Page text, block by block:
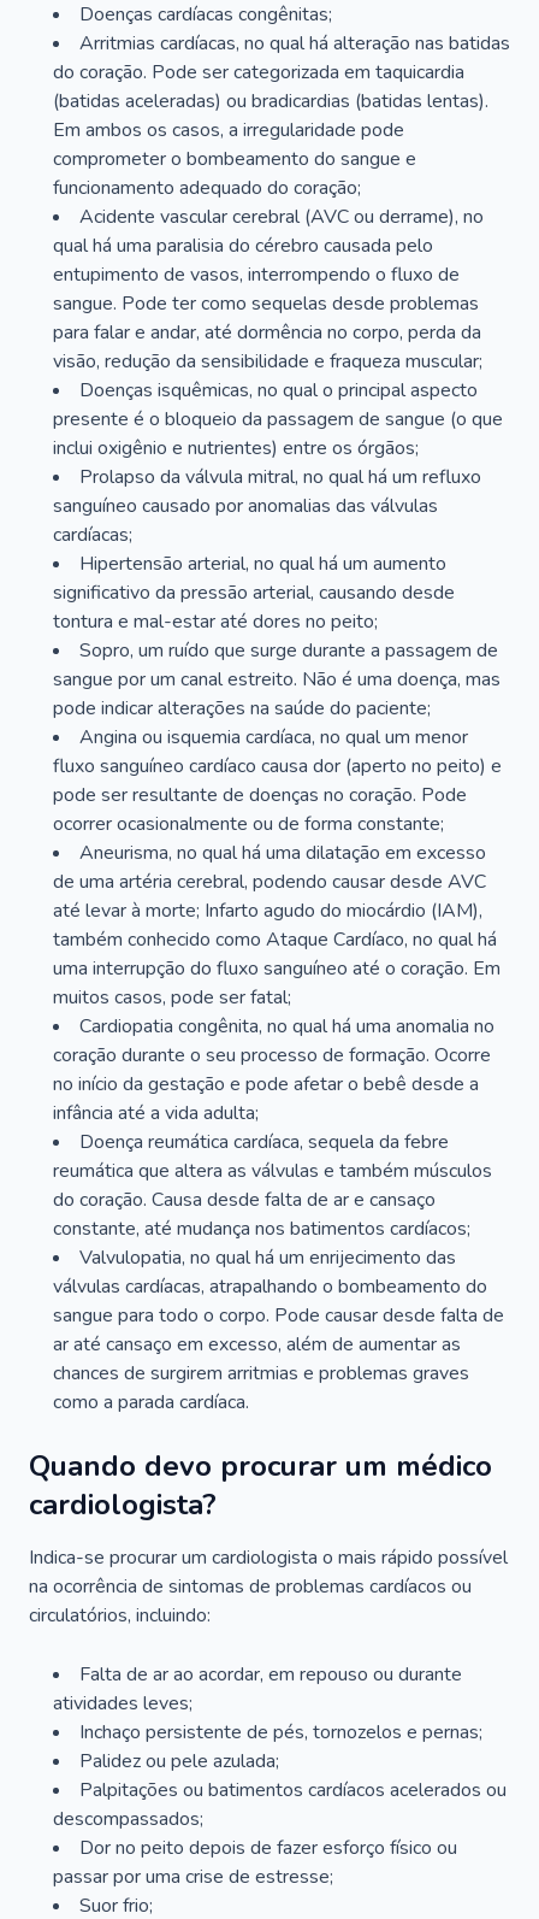
Doenças cardíacas congênitas;
Arritmias cardíacas, no qual há alteração nas batidas
do coração. Pode ser categorizada em taquicardia
(batidas aceleradas) ou bradicardias (batidas lentas).
Em ambos os casos, a irregularidade pode
comprometer o bombeamento do sangue e
funcionamento adequado do coração;
Acidente vascular cerebral (AVC ou derrame), no
qual há uma paralisia do cérebro causada pelo
entupimento de vasos, interrompendo o fluxo de
sangue. Pode ter como sequelas desde problemas
para falar e andar, até dormência no corpo, perda da
visão, redução da sensibilidade e fraqueza muscular;
Doenças isquêmicas, no qual o principal aspecto
presente é o bloqueio da passagem de sangue (o que
inclui oxigênio e nutrientes) entre os órgãos;
Prolapso da válvula mitral, no qual há um refluxo
sanguíneo causado por anomalias das válvulas
cardíacas;
Hipertensão arterial, no qual há um aumento
significativo da pressão arterial, causando desde
tontura e mal-estar até dores no peito;
Sopro, um ruído que surge durante a passagem de
sangue por um canal estreito. Não é uma doença, mas
pode indicar alterações na saúde do paciente;
Angina ou isquemia cardíaca, no qual um menor
fluxo sanguíneo cardíaco causa dor (aperto no peito) e
pode ser resultante de doenças no coração. Pode
ocorrer ocasionalmente ou de forma constante;
Aneurisma, no qual há uma dilatação em excesso
de uma artéria cerebral, podendo causar desde AVC
até levar à morte; Infarto agudo do miocárdio (IAM),
também conhecido como Ataque Cardíaco, no qual há
uma interrupção do fluxo sanguíneo até o coração. Em
muitos casos, pode ser fatal;
Cardiopatia congênita, no qual há uma anomalia no
coração durante o seu processo de formação. Ocorre
no início da gestação e pode afetar o bebê desde a
infância até a vida adulta;
Doença reumática cardíaca, sequela da febre
reumática que altera as válvulas e também músculos
do coração. Causa desde falta de ar e cansaço
constante, até mudança nos batimentos cardíacos;
Valvulopatia, no qual há um enrijecimento das
válvulas cardíacas, atrapalhando o bombeamento do
sangue para todo o corpo. Pode causar desde falta de
ar até cansaço em excesso, além de aumentar as
chances de surgirem arritmias e problemas graves
como a parada cardíaca.
Quando devo procurar um médico
cardiologista?
Indica-se procurar um cardiologista o mais rápido possível
na ocorrência de sintomas de problemas cardíacos ou
circulatórios, incluindo:
Falta de ar ao acordar, em repouso ou durante
atividades leves;
Inchaço persistente de pés, tornozelos e pernas;
Palidez ou pele azulada;
Palpitações ou batimentos cardíacos acelerados ou
descompassados;
Dor no peito depois de fazer esforço físico ou
passar por uma crise de estresse;
Suor frio;